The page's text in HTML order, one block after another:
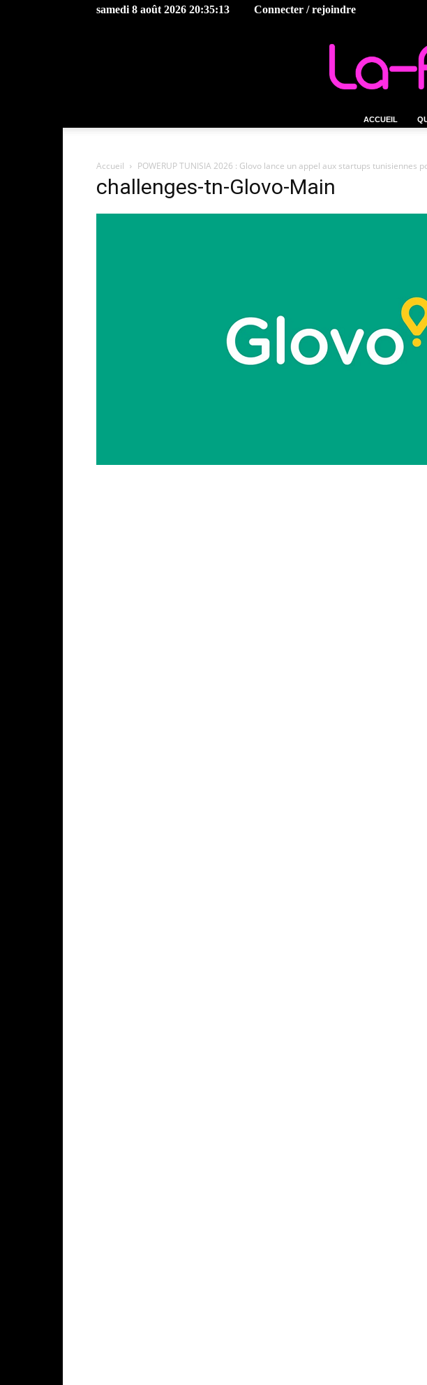
samedi 8 août 2026 20:35:13 Connecter / rejoindre
ACCUEIL
Accueil POWERUP TUNISIA 2026 : Glovo lance un appel aux startups tunisiennes
challenges-tn-Glovo-Main